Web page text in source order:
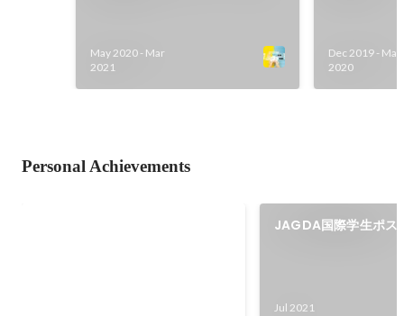
May 2020 - Mar
2021
Dec 2019 - Mar
2020
Personal Achievements
JAGDA国際学生ポス
Jul 2021